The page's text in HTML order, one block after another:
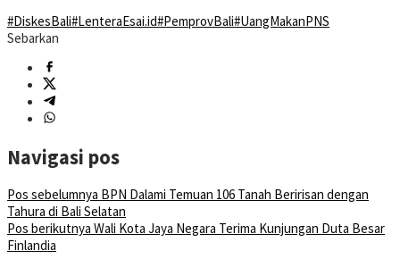
#DiskesBali#LenteraEsai.id#PemprovBali#UangMakanPNS
Sebarkan
Navigasi pos
Pos sebelumnya BPN Dalami Temuan 106 Tanah Beririsan dengan
Tahura di Bali Selatan
Pos berikutnya Wali Kota Jaya Negara Terima Kunjungan Duta Besar
Finlandia